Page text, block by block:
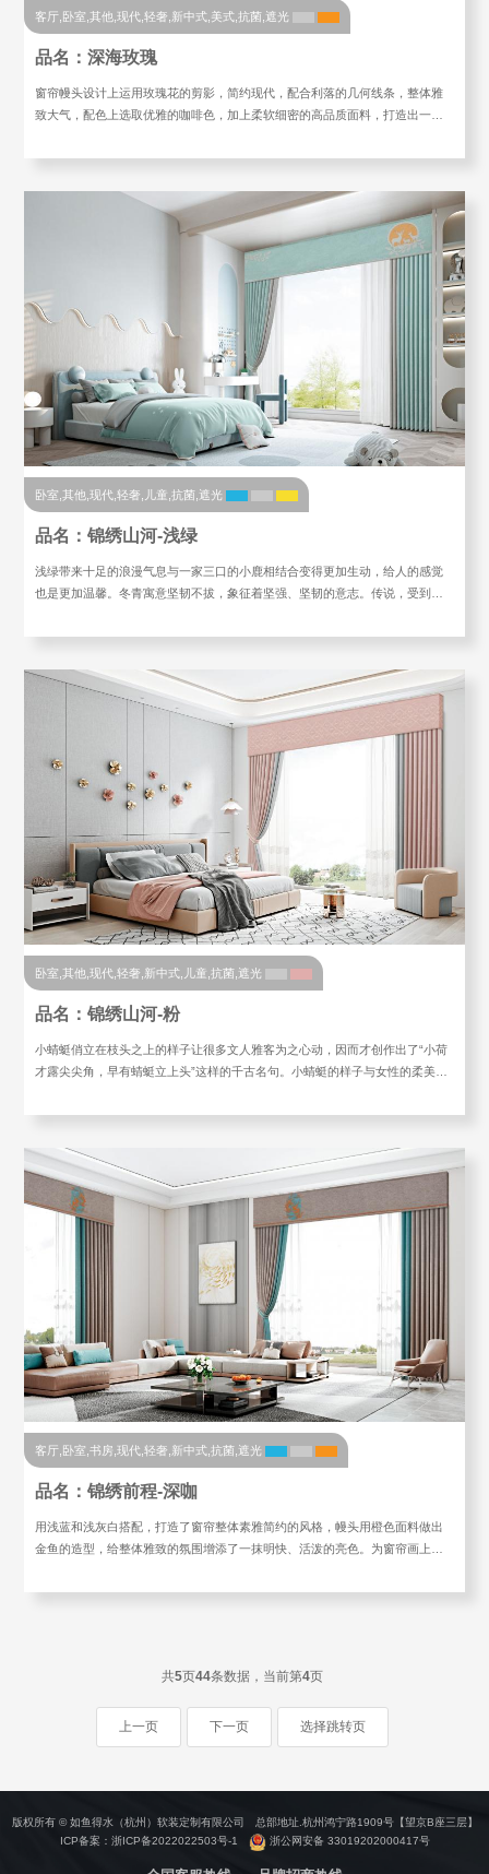
客厅,卧室,其他,现代,轻奢,新中式,美式,抗菌,遮光
品名：深海玫瑰
窗帘幔头设计上运用玫瑰花的剪影，简约现代，配合利落的几何线条，整体雅
致大气，配色上选取优雅的咖啡色，加上柔软细密的高品质面料，打造出一…
卧室,其他,现代,轻奢,儿童,抗菌,遮光
品名：锦绣山河-浅绿
浅绿带来十足的浪漫气息与一家三口的小鹿相结合变得更加生动，给人的感觉
也是更加温馨。冬青寓意坚韧不拔，象征着坚强、坚韧的意志。传说，受到…
卧室,其他,现代,轻奢,新中式,儿童,抗菌,遮光
品名：锦绣山河-粉
小蜻蜓俏立在枝头之上的样子让很多文人雅客为之心动，因而才创作出了“小荷
才露尖尖角，早有蜻蜓立上头”这样的千古名句。小蜻蜓的样子与女性的柔美…
客厅,卧室,书房,现代,轻奢,新中式,抗菌,遮光
品名：锦绣前程-深咖
用浅蓝和浅灰白搭配，打造了窗帘整体素雅简约的风格，幔头用橙色面料做出
金鱼的造型，给整体雅致的氛围增添了一抹明快、活泼的亮色。为窗帘画上…
共5页44条数据，当前第4页
上一页 下一页 选择跳转页
版权所有 © 如鱼得水（杭州）软装定制有限公司 总部地址.杭州鸿宁路1909号【望京B座三层】
ICP备案： 浙ICP备2022022503号-1 浙公网安备 33019202000417号